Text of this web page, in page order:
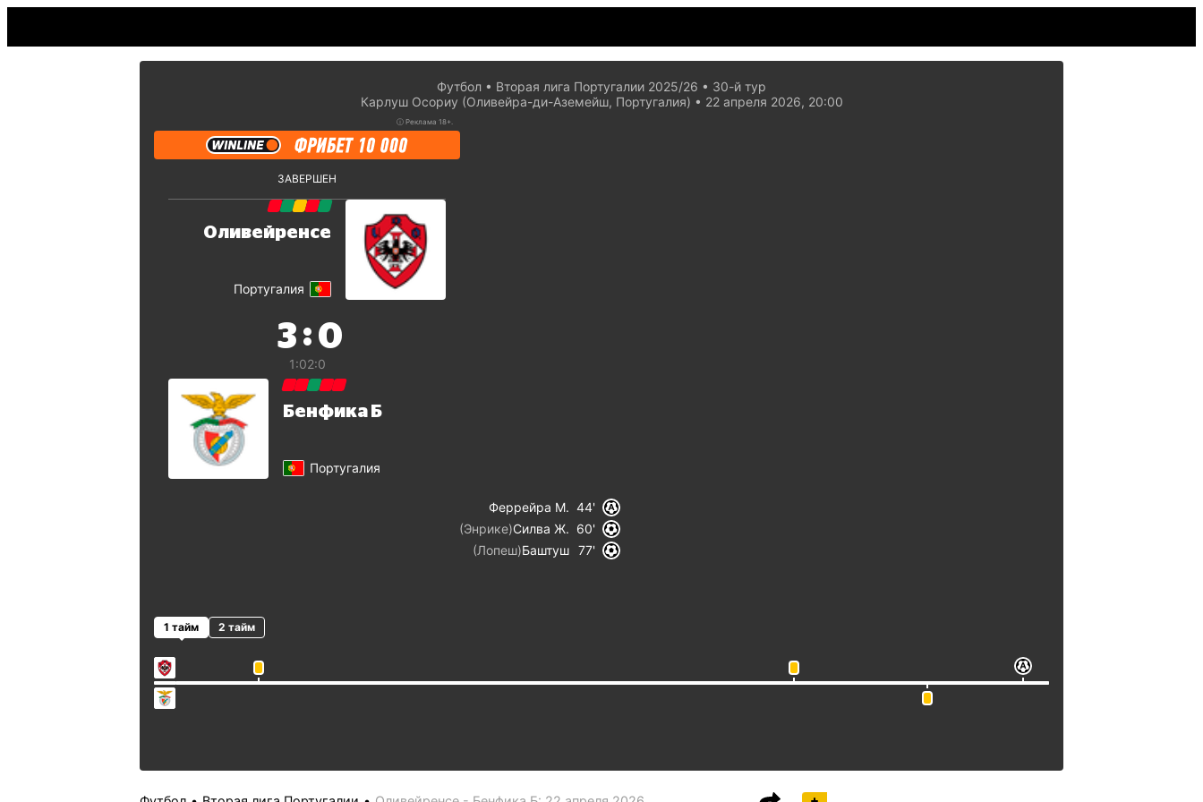
Футбол Вторая лига Португалии 2025/26
30-й тур
Карлуш Осориу (Оливейра-ди-Аземейш, Португалия)
22 апреля 2026, 20:00
ⓘ Реклама 18+.
ЗАВЕРШЕН
Оливейренсе
Португалия
3 : 0
1:02:0
Бенфика Б
Португалия
Феррейра М. 44
(Энрике)Силва Ж. 60
(Лопеш)Баштуш 77
1 тайм 2 тайм